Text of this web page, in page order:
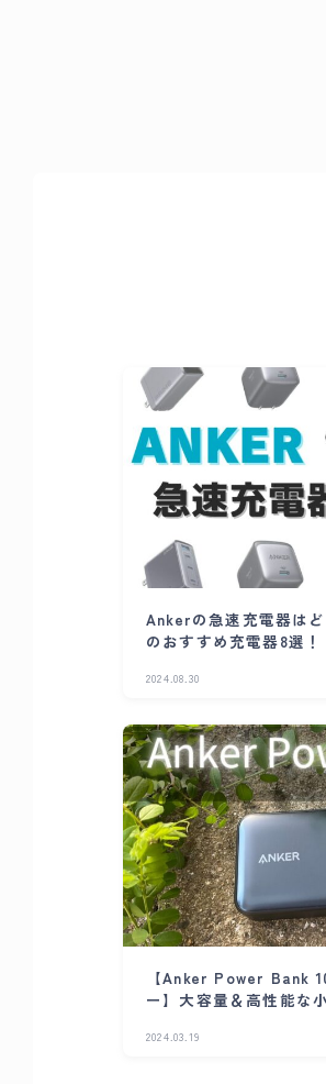
Ankerの急速充電器は
のおすすめ充電器8選！
2024.08.30
【Anker Power Bank
ー】大容量＆高性能な
2024.03.19